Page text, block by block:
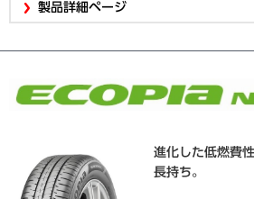
製品詳細ページ
進化した低燃費
長持ち。